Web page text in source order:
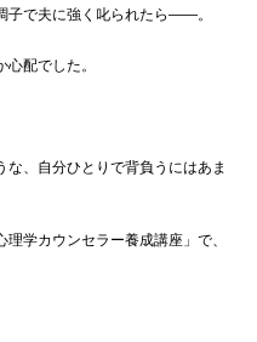
子で夫に強く叱られたら——。
配でした。
、自分ひとりで背負うにはあま
学カウンセラー養成講座」で、